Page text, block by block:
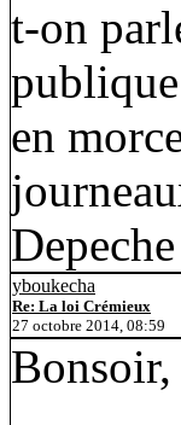
t-on
en
yboukecha
Re: La loi Crémieux
27 octobre 2014, 08:59
Bonsoir,